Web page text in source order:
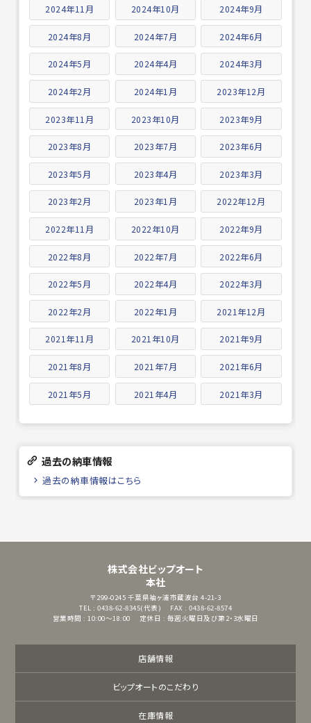
2024年11月 2024年10月 2024年9月
2024年8月 2024年7月 2024年6月
2024年5月 2024年4月 2024年3月
2024年2月 2024年1月 2023年12月
2023年11月 2023年10月 2023年9月
2023年8月 2023年7月 2023年6月
2023年5月 2023年4月 2023年3月
2023年2月 2023年1月 2022年12月
2022年11月 2022年10月 2022年9月
2022年8月 2022年7月 2022年6月
2022年5月 2022年4月 2022年3月
2022年2月 2022年1月 2021年12月
2021年11月 2021年10月 2021年9月
2021年8月 2021年7月 2021年6月
2021年5月 2021年4月 2021年3月
過去の納車情報
過去の納車情報はこちら
株式会社ビップオート
本社
〒299-0245 千葉県袖ヶ浦市蔵波台 4-21-3
TEL : 0438-62-8345(代表)
FAX : 0438-62-8574
営業時間 : 10:00～18:00
定休日 : 毎週火曜日及び第2・3水曜日
店舗情報
ビップオートのこだわり
在庫情報